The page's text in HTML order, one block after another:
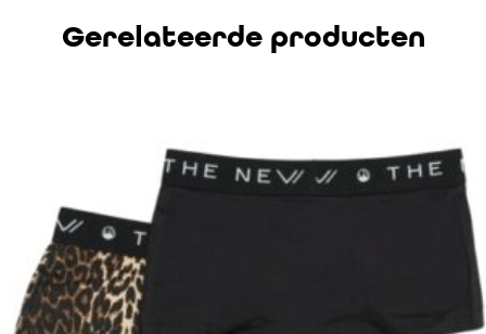
Gerelateerde producten